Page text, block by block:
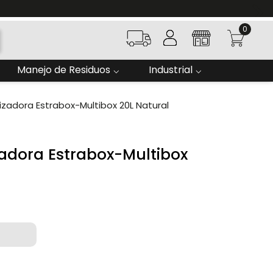
0
Manejo de Residuos Industrial
Estrabox-Multibox 20L Natural
Estrabox-Multibox